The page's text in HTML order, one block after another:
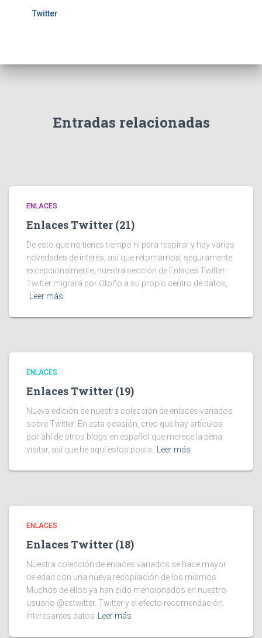
Twitter
Entradas relacionadas
ENLACES
Enlaces Twitter (21)
De esto que no tienes tiempo ni para respirar y hay varias
novedades de interés, así que retomamos, seguramente
excepcionalmente, nuestra sección de Enlaces Twitter:
Twitter migrará por Otoño a su propio centro de datos,
Leer más
ENLACES
Enlaces Twitter (19)
Nueva edición de nuestra colección de enlaces variados
sobre Twitter. En esta ocasión, creo que hay artículos
por ahí de otros blogs en español que merece la pena
visitar, así que he aquí estos posts:
Leer más
ENLACES
Enlaces Twitter (18)
Nuestra colección de enlaces variados se hace mayor
de edad con una nueva recopilación de los mismos.
Muchos de ellos ya han sido mencionados en nuestro
usuario @estwitter. Twitter y el efecto recomendación.
Interesantes datos
Leer más